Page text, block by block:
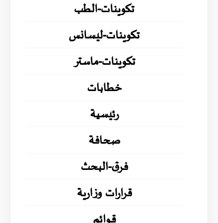
تكوينات-الطب
تكوينات-ليسانس
تكوينات-ماستر
خطابات
رئيسية
صحافة
فرق-البحث
قرارات وزارية